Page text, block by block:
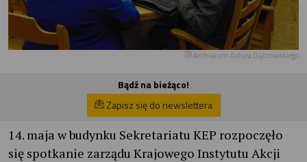
Archiwum Artura Dąbrowskiego
Bądź na bieżąco!
Zapisz się do newslettera
14. maja w budynku Sekretariatu KEP rozpoczęło
się spotkanie zarządu Krajowego Instytutu Akcji